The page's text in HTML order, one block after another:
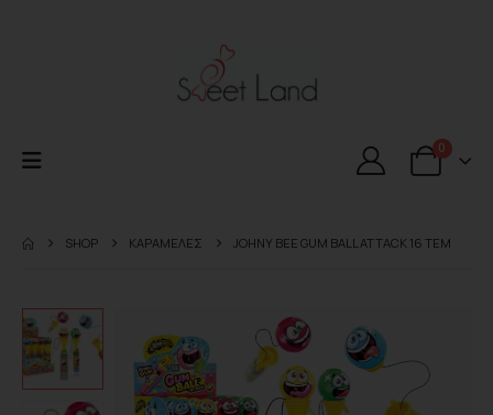
0
SHOP ΚΑΡΑΜΕΛΕΣ JOHNY BEE GUM BALL ATTACK 16 TEM